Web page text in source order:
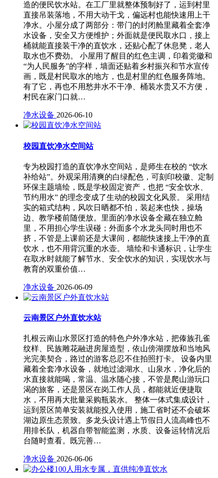
造的便民饮水站。在工厂里就整体预制好了，运到村里
直接吊装落地，不用大动干戈，偏远村也能快速用上干
净水。小屋分成了两部分：带门的封闭舱里藏着全套净
水设备，安全又方便维护；外面就是便民取水口，接上
桶就能直接装干净的直饮水，还贴心配了休息凳，老人
取水也不费劲。 小屋用了醒目的红色主调，印着党徽和
“为人民服务”的字样，墙面还贴着乡村振兴和节水宣传
画，既是村民取水的地方，也是村里的红色服务阵地。
有了它，再也不用愁井水不干净、桶装水贵又不方便，
村民在家门口就…
净水设备 2026-06-10
校园直饮净水空间站
专为校园打造的直饮净水空间站，是师生在校的 “饮水
补给站”。外观采用清爽的白绿配色，可刻印校徽、定制
环保主题墙绘，既是学校固定资产，也把 “安全饮水、
节约用水” 的理念变成了生动的校园文化风景。 采用结
实的箱式结构，风吹日晒都不怕，装起来也快，操场
边、教学楼前随便放。里面的净水设备全藏在独立舱
里，不用担心学生误碰；外面多个水龙头同时用也不
挤，不管是上课前还是大课间，都能快速接上干净的直
饮水，也不用背沉重的水壶。 墙绘和卡通标识，让学生
在取水时就能了解节水、安全饮水的知识，实现饮水与
教育的双重价值…
净水设备 2026-06-09
云南景区户外直饮水站
扎根云南山水景区打造的特色户外净水站，把傣族孔雀
纹样、民族雕花融进房屋造型，依山傍湖摆放和当地风
光完美契合，路过的游客总忍不住拍照打卡。 设备内里
藏着全套净水设备，就地过滤湖水、山泉水，净化后的
水直接就能喝，常温、温水随心接，不管是爬山游玩口
渴的旅客，还是景区在岗工作人员，都能就近便捷取
水，不用再大批量采购瓶装水。 整体一体式集成设计，
运到景区简单安装就能投入使用，施工省时还不会破坏
湖边原生态景致。多龙头设计遇上节假日人流高峰也不
用排长队，机器自带智能监测，水质、设备运转情况后
台随时查看。既完善…
净水设备 2026-06-06